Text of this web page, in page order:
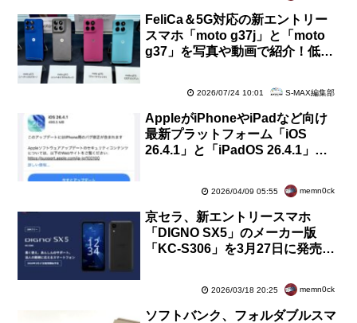
FeliCa＆5G対応の新エントリー
スマホ「moto g37j」と「moto
g37」を写真や動画で紹介！低価
2026/07/24 10:01 S-MAX編集部
AppleがiPhoneやiPadなど向け
最新プラットフォーム「iOS
26.4.1」と「iPadOS 26.4.1」を
2026/04/09 05:55 memn0ck
京セラ、新エントリースマホ
「DIGNO SX5」のメーカー版
「KC-S306」を3月27日に発売！
2026/03/18 20:25 memn0ck
ソフトバンク、フォルダブルスマ